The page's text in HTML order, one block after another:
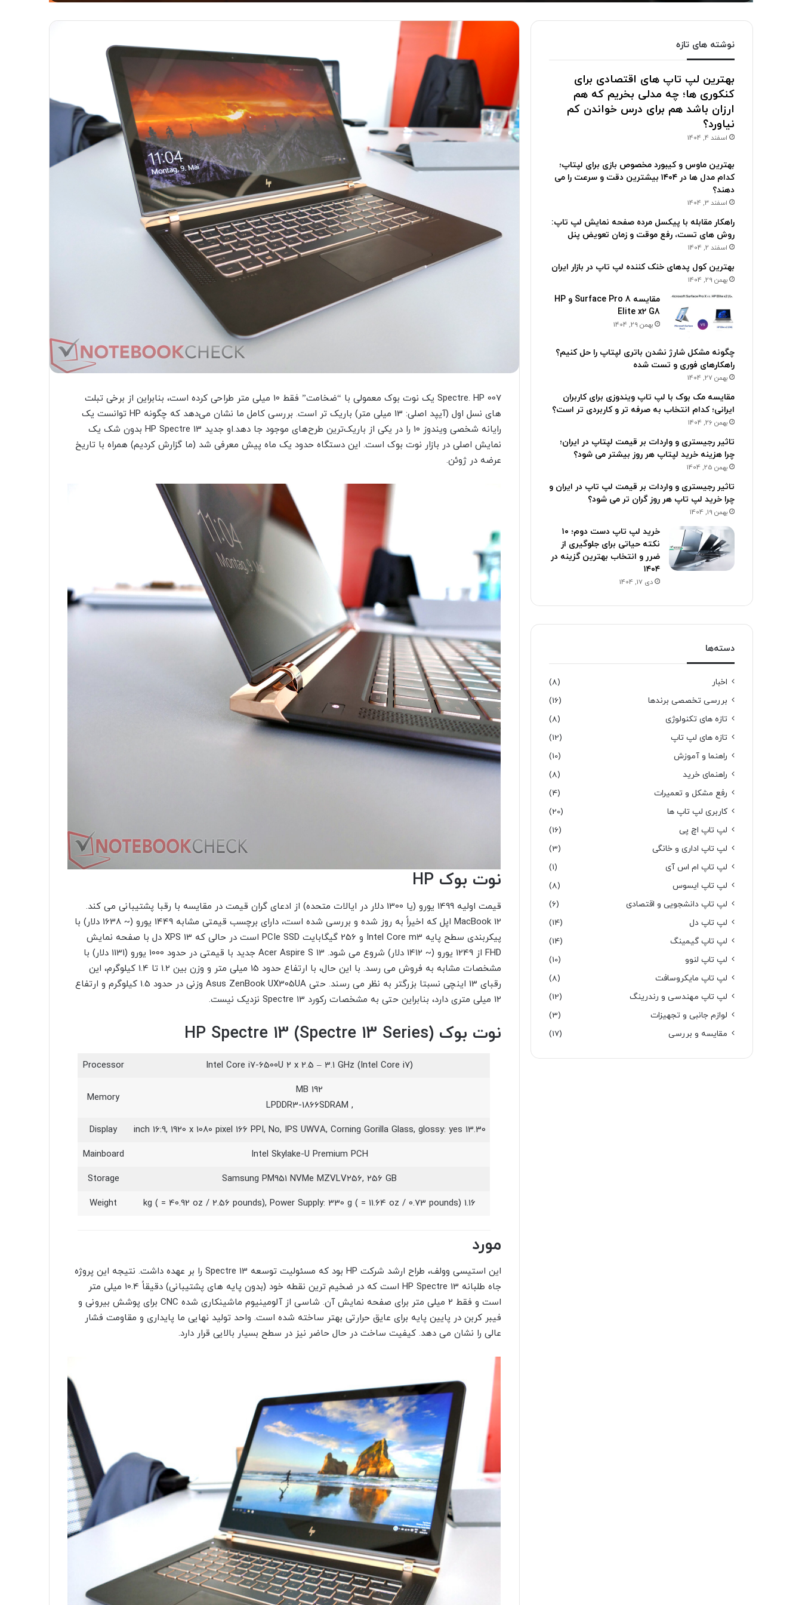
007 Spectre. HP یک نوت بوک معمولی با “ضخامت” فقط 10 میلی متر طراحی کرده است، بنابراین از برخی تبلت
های نسل اول (آیپد اصلی: 13 میلی متر) باریک تر است. بررسی کامل ما نشان می‌دهد که چگونه HP توانست یک
رایانه شخصی ویندوز 10 را در یکی از باریک‌ترین طرح‌های موجود جا دهد.او جدید HP Spectre 13 بدون شک یک
نمایش اصلی در بازار نوت بوک است. این دستگاه حدود یک ماه پیش معرفی شد (ما گزارش کردیم) همراه با تاریخ
عرضه در ژوئن.
نوت بوک HP
قیمت اولیه 1499 یورو (یا 1300 دلار در ایالات متحده) از ادعای گران قیمت در مقایسه با رقبا پشتیبانی می کند.
MacBook 12 اپل که اخیراً به روز شده و بررسی شده است، دارای برچسب قیمتی مشابه 1449 یورو (~ 1638 دلار) با
پیکربندی سطح پایه Intel Core m3 و 256 گیگابایت PCIe SSD است در حالی که XPS 13 دل با صفحه نمایش
FHD از 1249 یورو (~ 1412 دلار) شروع می شود. Acer Aspire S 13 جدید با قیمتی در حدود 1000 یورو (1131 دلار) با
مشخصات مشابه به فروش می رسد. با این حال، با ارتفاع حدود 15 میلی متر و وزن بین 1.2 تا 1.4 کیلوگرم، این
رقبای 13 اینچی نسبتا بزرگتر به نظر می رسند. حتی Asus ZenBook UX305UA وزنی در حدود 1.5 کیلوگرم و ارتفاع
12 میلی متری دارد، بنابراین حتی به مشخصات رکورد Spectre 13 نزدیک نیست.
نوت بوک HP Spectre 13 (Spectre 13 Series)
(Intel Core i7-6500U 2 x 2.5 – 3.1 GHz (Intel Core i7
Processor
192 MB
, LPDDR3-1866SDRAM
Memory
13.30 inch 16:9, 1920 x 1080 pixel 166 PPI, No, IPS UWVA, Corning Gorilla Glass, glossy: yes
Display
Intel Skylake-U Premium PCH
Mainboard
Samsung PM951 NVMe MZVLV256, 256 GB
Storage
1.16 kg ( = 40.92 oz / 2.56 pounds), Power Supply: 330 g ( = 11.64 oz / 0.73 pounds)
Weight
مورد
این استیسی وولف، طراح ارشد شرکت HP بود که مسئولیت توسعه Spectre 13 را بر عهده داشت. نتیجه این پروژه
جاه طلبانه HP Spectre 13 است که در ضخیم ترین نقطه خود (بدون پایه های پشتیبانی) دقیقاً 10.4 میلی متر
است و فقط 2 میلی متر برای صفحه نمایش آن. شاسی از آلومینیوم ماشینکاری شده CNC برای پوشش بیرونی و
فیبر کربن در پایین پایه برای عایق حرارتی بهتر ساخته شده است. واحد تولید نهایی ما پایداری و مقاومت فشار
عالی را نشان می دهد. کیفیت ساخت در حال حاضر نیز در سطح بسیار بالایی قرار دارد.
نوشته های تازه
بهترین لپ تاپ های اقتصادی برای
کنکوری ها؛ چه مدلی بخریم که هم
ارزان باشد هم برای درس خواندن کم
نیاورد؟
اسفند 4, 1404
بهترین ماوس و کیبورد مخصوص بازی برای لپتاپ؛
کدام مدل ها در ۱۴۰۴ بیشترین دقت و سرعت را می
دهند؟
اسفند 3, 1404
راهکار مقابله با پیکسل مرده صفحه نمایش لپ تاپ:
روش های تست، رفع موقت و زمان تعویض پنل
اسفند 2, 1404
بهترین کول پدهای خنک کننده لپ تاپ در بازار ایران
بهمن 29, 1404
مقایسه Surface Pro 8 و HP
Elite x2 G8
بهمن 29, 1404
چگونه مشکل شارژ نشدن باتری لپتاپ را حل کنیم؟
راهکارهای فوری و تست شده
بهمن 27, 1404
مقایسه مک بوک با لپ تاپ ویندوزی برای کاربران
ایرانی؛ کدام انتخاب به صرفه تر و کاربردی تر است؟
بهمن 26, 1404
تاثیر رجیستری و واردات بر قیمت لپتاپ در ایران؛
چرا هزینه خرید لپتاپ هر روز بیشتر می شود؟
بهمن 25, 1404
تاثیر رجیستری و واردات بر قیمت لپ تاپ در ایران و
چرا خرید لپ تاپ هر روز گران تر می شود؟
بهمن 19, 1404
خرید لپ تاپ دست دوم؛ ۱۰
نکته حیاتی برای جلوگیری از
ضرر و انتخاب بهترین گزینه در
۱۴۰۴
دی 17, 1404
دسته‌ها
اخبار
(8)
بررسی تخصصی برندها
(16)
تازه های تکنولوژی
(8)
تازه های لپ تاپ
(12)
راهنما و آموزش
(10)
راهنمای خرید
(8)
رفع مشکل و تعمیرات
(4)
کاربری لپ تاپ ها
(20)
لپ تاپ اچ پی
(16)
لپ تاپ اداری و خانگی
(3)
لپ تاپ ام اس آی
(1)
لپ تاپ ایسوس
(8)
لپ تاپ دانشجویی و اقتصادی
(6)
لپ تاپ دل
(14)
لپ تاپ گیمینگ
(14)
لپ تاپ لنوو
(10)
لپ تاپ مایکروسافت
(8)
لپ تاپ مهندسی و رندرینگ
(12)
لوازم جانبی و تجهیزات
(3)
مقایسه و بررسی
(17)